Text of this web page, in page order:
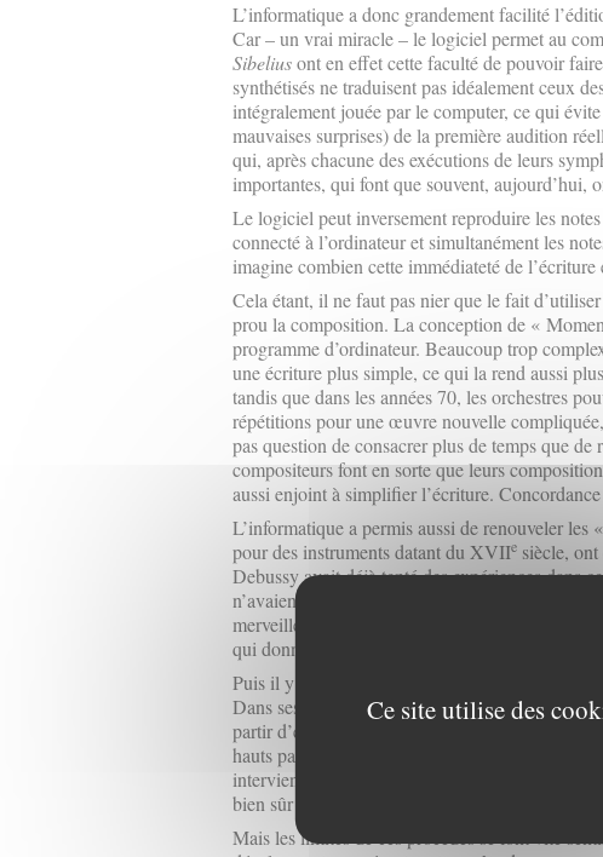
L’informatique a donc grandement facilité
Car – un vrai miracle – le logiciel permet au
Sibeliusont en effet cette faculté de pouvoir
synthétisés ne traduisent pas idéalement ceux
intégralement jouée par le computer, ce qui
mauvaises surprises) de la première audition
qui, après chacune des exécutions de leurs
importantes, qui font que souvent, aujourd’hui,
Le logiciel peut inversement reproduire les
connecté à l’ordinateur et simultanément les
imagine combien cette immédiateté de
Cela étant, il ne faut pas nier que le fait
prou la composition. La conception de «
programme d’ordinateur. Beaucoup trop
une écriture plus simple, ce qui la rend aussi
tandis que dans les années 70, les orchestres
répétitions pour une œuvre nouvelle
pas question de consacrer plus de temps que
compositeurs font en sorte que leurs
aussi enjoint à simplifier l’écriture.
L’informatique a permis aussi de renouveler
pour des instruments datant du XVIIe siècle,
Debussy avait déjà tenté des expériences dans
n’avaient joué ensemble une même mélodie.
merveilleux « fondu » de violoncelle et de cor
qui donne l’impression d’entendre un
Puis il y aura Gaston Schaeffer, John Cage. Le
Dans ses premiers studios de « musique
partir d’enregistrement de bruits d’usine et
hauts parleurs, les auditeurs écoutent «
intervient sur les instruments mêmes. Il «
bien sûr les font sonner de manière étrange !
Mais les limites de ces procédés se font vite
Ce site utilise des